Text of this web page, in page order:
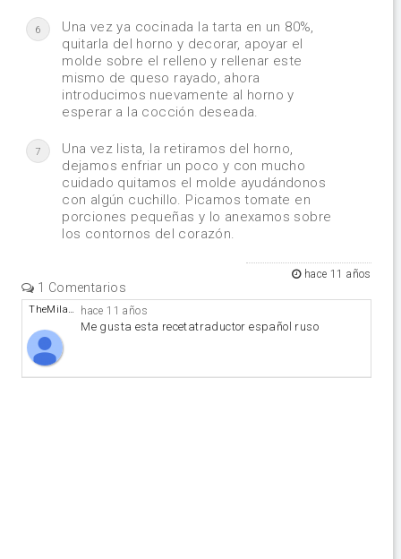
6
Una vez ya cocinada la tarta en un 80%,
quitarla del horno y decorar, apoyar el
molde sobre el relleno y rellenar este
mismo de queso rayado, ahora
introducimos nuevamente al horno y
esperar a la cocción deseada.
7
Una vez lista, la retiramos del horno,
dejamos enfriar un poco y con mucho
cuidado quitamos el molde ayudándonos
con algún cuchillo. Picamos tomate en
porciones pequeñas y lo anexamos sobre
los contornos del corazón.
hace 11 años
1 Comentarios
TheMila46 hace 11 años
Me gusta esta recetatraductor español ruso